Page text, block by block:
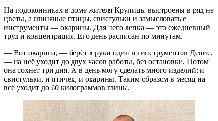
На подоконниках в доме жителя Крупицы выстроены в ряд не
цветы, а глиняные птицы, свистульки и замысловатые
инструменты — окарины. Для него лепка — это ежедневный
труд и концентрация. Его день расписан по минутам.
— Вот окарина, — берёт в руки один из инструментов Денис,
— на неё уходит до двух часов работы, без остановки. Потом
она сохнет три дня. А в день могу сделать много изделий: и
свистульки, и птичек, и окарины. Таким образом в месяц на
всё уходит до 60 килограммов глины.